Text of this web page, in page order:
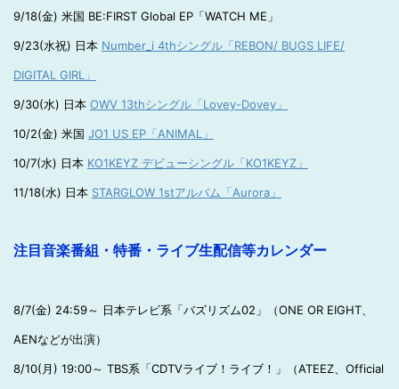
9/18(金) 米国 BE:FIRST Global EP「WATCH ME」
9/23(水祝) 日本 Number_i 4thシングル「REBON/ BUGS LIFE/
DIGITAL GIRL」
9/30(水) 日本 OWV 13thシングル「Lovey-Dovey」
10/2(金) 米国 JO1 US EP「ANIMAL」
10/7(水) 日本 KO1KEYZ デビューシングル「KO1KEYZ」
11/18(水) 日本 STARGLOW 1stアルバム「Aurora」
注目音楽番組・特番・ライブ生配信等カレンダー
8/7(金) 24:59～ 日本テレビ系「バズリズム02」（ONE OR EIGHT、
AENなどが出演）
8/10(月) 19:00～ TBS系「CDTVライブ！ライブ！」（ATEEZ、Official